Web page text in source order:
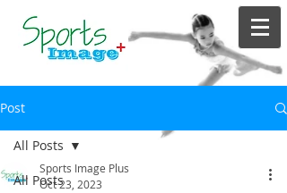
Post
All Posts
All Posts
Sports Image Plus
Oct 23, 2023